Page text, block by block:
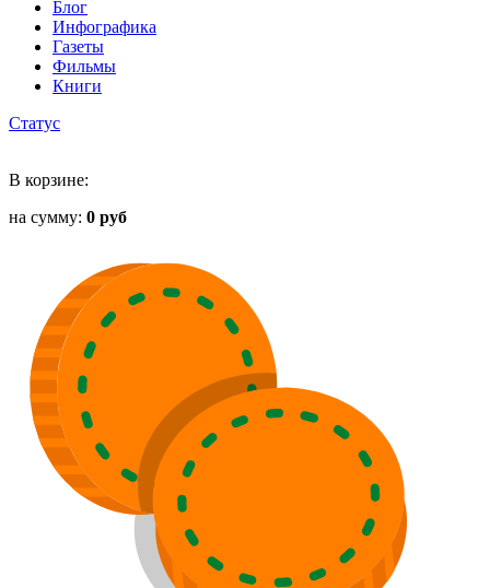
Блог
Инфографика
Газеты
Фильмы
Книги
Статус
В корзине:
на сумму: 0 руб